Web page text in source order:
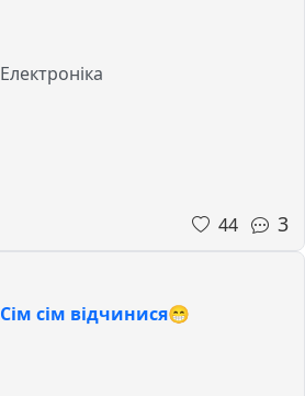
Електроніка
44 3
Сім сім відчинися😁